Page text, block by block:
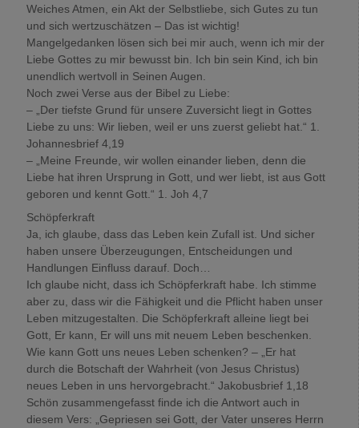
Weiches Atmen, ein Akt der Selbstliebe, sich Gutes zu tun
und sich wertzuschätzen – Das ist wichtig!
Mangelgedanken lösen sich bei mir auch, wenn ich mir der
Liebe Gottes zu mir bewusst bin. Ich bin sein Kind, ich bin
unendlich wertvoll in Seinen Augen.
Noch zwei Verse aus der Bibel zu Liebe:
– „Der tiefste Grund für unsere Zuversicht liegt in Gottes
Liebe zu uns: Wir lieben, weil er uns zuerst geliebt hat.“ 1.
Johannesbrief 4,19
– „Meine Freunde, wir wollen einander lieben, denn die
Liebe hat ihren Ursprung in Gott, und wer liebt, ist aus Gott
geboren und kennt Gott.“ 1. Joh 4,7
Schöpferkraft
Ja, ich glaube, dass das Leben kein Zufall ist. Und sicher
haben unsere Überzeugungen, Entscheidungen und
Handlungen Einfluss darauf. Doch…
Ich glaube nicht, dass ich Schöpferkraft habe. Ich stimme
aber zu, dass wir die Fähigkeit und die Pflicht haben unser
Leben mitzugestalten. Die Schöpferkraft alleine liegt bei
Gott, Er kann, Er will uns mit neuem Leben beschenken.
Wie kann Gott uns neues Leben schenken? – „Er hat
durch die Botschaft der Wahrheit (von Jesus Christus)
neues Leben in uns hervorgebracht.“ Jakobusbrief 1,18
Schön zusammengefasst finde ich die Antwort auch in
diesem Vers: „Gepriesen sei Gott, der Vater unseres Herrn